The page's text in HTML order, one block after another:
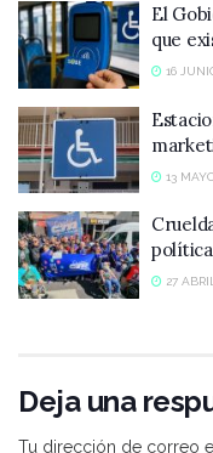
El
que
16
13
27
Deja una
Tu dirección de correo